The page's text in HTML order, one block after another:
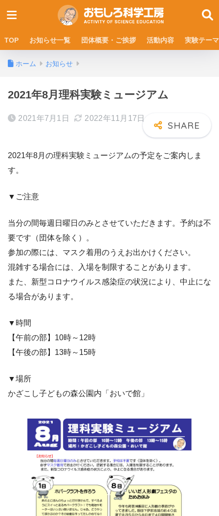
TOP お知らせ一覧 団体概要・ご挨拶 活動内容 実験テーマ
ホーム お知らせ
2021年8月理科実験ミュージアム
2021年7月1日 2022年11月17日
2021年8月の理科実験ミュージアムの予定をご案内しま
す。
▼ご注意
当分の間毎週日曜日のみとさせていただきます。予約は不
要です（団体を除く）。
参加の際には、マスク着用のうえお出かけください。
混雑する場合には、入場を制限することがあります。
また、新型コロナウイルス感染症の状況により、中止にな
る場合があります。
▼時間
【午前の部】10時～12時
【午後の部】13時～15時
▼場所
かざこし子どもの森公園内「おいで館」